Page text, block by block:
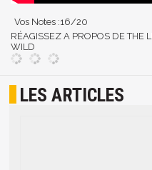
Vos Notes :16/20
RÉAGISSEZ A PROPOS DE THE
WILD
LES ARTICLES